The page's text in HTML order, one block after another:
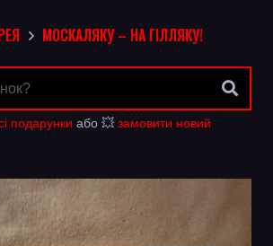
МОСКАЛЯКУ – НА ГІЛЛЯКУ!
подарунки або 💥замовити новий